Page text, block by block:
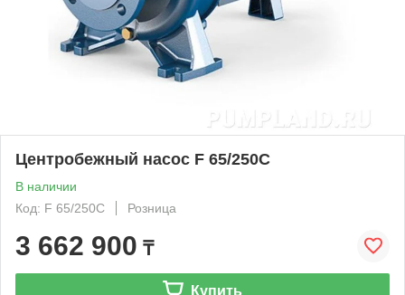
Центробежный насос F 65/250C
В наличии
Код: F 65/250C
Розница
3 662 900 ₸
Купить